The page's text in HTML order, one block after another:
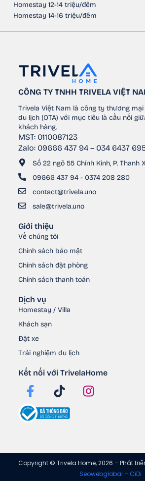
Homestay 12-14 triệu/đêm
Homestay 14-16 triệu/đêm
CÔNG TY TNHH TRIVELA VIỆT
Trivela Việt Nam là công ty thương
du lịch (OTA) với mục tiêu là cầu nối
khách hàng.
MST: 0110087123
Zalo: 09666 437 94 – 034 6437
Số 22 ngõ 55 Chính Kinh, P. Thanh
09666 437 94 - 0374 208 280
contact@trivela.uno
sale@trivela.uno
Giới thiệu
Về chúng tôi
Chính sách bảo mật
Chính sách đặt phòng
Chính sách thanh toán
Dịch vụ
Homestay / Villa
Khách sạn
Đặt xe
Trải nghiệm du lịch
Kết nối với TrivelaHome
Copyright © Trivela Home,2026 – Phát
Seowebglobal – CiDi